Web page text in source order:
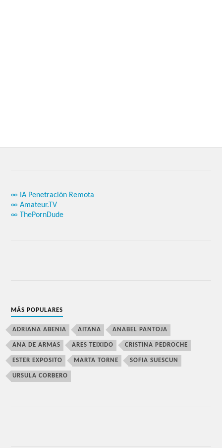
∞ IA Penetración Remota
∞ Amateur.TV
∞ ThePornDude
MÁS POPULARES
ADRIANA ABENIA AITANA ANABEL PANTOJA
ANA DE ARMAS ARES TEIXIDO CRISTINA PEDROCHE
ESTER EXPOSITO MARTA TORNE SOFIA SUESCUN
URSULA CORBERO